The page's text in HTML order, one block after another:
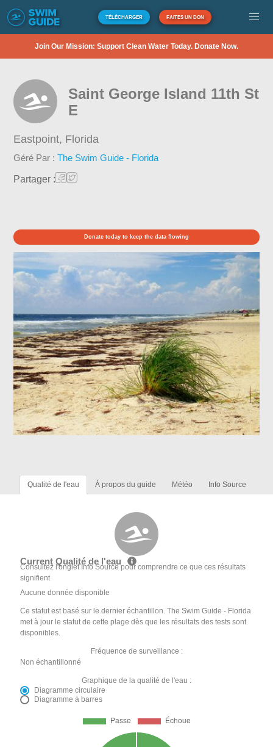
TÉLÉCHARGER FAITES UN DON
Join Our Mission: Support Clean Water Today. Donate Now.
Saint George Island 11th St
E
Eastpoint, Florida
Géré Par :The Swim Guide - Florida
Partager :
Donate today to keep the data flowing
Qualité de l'eau À propos du guide Météo Info Source
Current Qualité de l'eau
Consultez l'onglet Info Source pour comprendre ce que ces résultats
signifient
Aucune donnée disponible
Ce statut est basé sur le dernier échantillon. The Swim Guide - Florida
met à jour le statut de cette plage dès que les résultats des tests sont
disponibles.
Fréquence de surveillance :
Non échantillonné
Graphique de la qualité de l'eau :
Diagramme circulaire
Diagramme à barres